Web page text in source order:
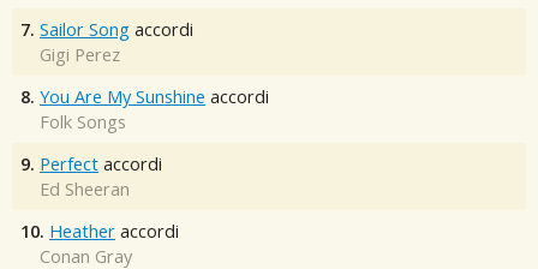
7. Sailor Song accordi
Gigi Perez
8. You Are My Sunshine accordi
Folk Songs
9. Perfect accordi
Ed Sheeran
10. Heather accordi
Conan Gray